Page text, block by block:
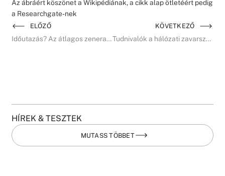
Az ábráért köszönet a Wikipédiának, a cikk alap ötletéért pedig
a Researchgate-nek
ELŐZŐ
Időutazás? Az átlagos zenerajongó rendszeresen átéli
KÖVETKEZŐ
Tudnivalók a hálózati zavarszűrésről
HÍREK & TESZTEK
MUTASS TÖBBET